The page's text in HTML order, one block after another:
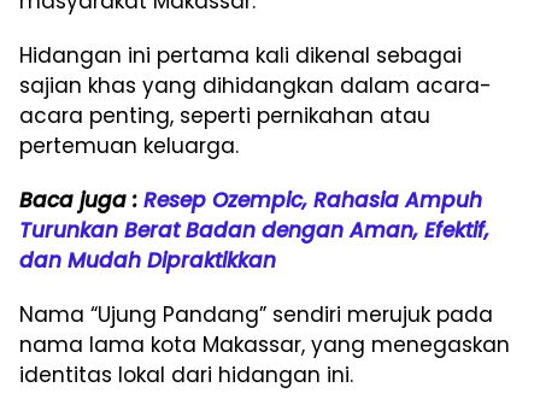
Hidangan ini pertama kali dikenal sebagai
sajian khas yang dihidangkan dalam acara-
acara penting, seperti pernikahan atau
pertemuan keluarga.
Baca juga : Resep Ozempic, Rahasia Ampuh
Turunkan Berat Badan dengan Aman, Efektif,
dan Mudah Dipraktikkan
Nama “Ujung Pandang” sendiri merujuk pada
nama lama kota Makassar, yang menegaskan
identitas lokal dari hidangan ini.